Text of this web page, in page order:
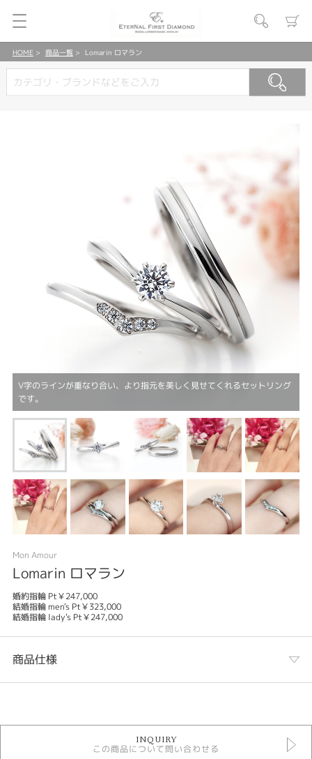
HOME 商品一覧 Lomarin ロマラン
V字のラインが重なり合い、より指元を美しく見せてくれるセットリング
です。
Mon Amour
Lomarin ロマラン
婚約指輪 Pt￥247,000
結婚指輪 men's Pt￥323,000
結婚指輪 lady's Pt￥247,000
商品仕様
セットリング
Mon amour セットリング
INQUIRY
この商品について問い合わせる